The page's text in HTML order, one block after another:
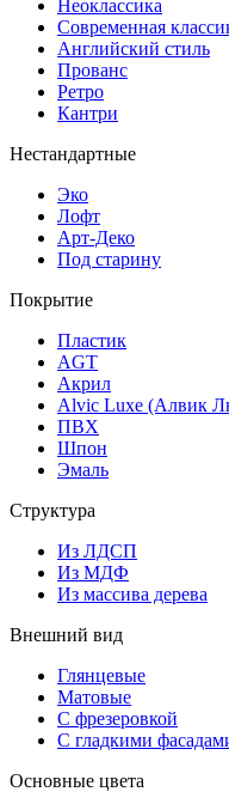
Неоклассика
Современная
Английский стиль
Прованс
Ретро
Кантри
Нестандартные
Эко
Лофт
Арт-Деко
Под старину
Покрытие
Пластик
AGT
Акрил
Alvic Luxe (Алвик
ПВХ
Шпон
Эмаль
Структура
Из ЛДСП
Из МДФ
Из массива дерева
Внешний вид
Глянцевые
Матовые
С фрезеровкой
С гладкими
Основные цвета